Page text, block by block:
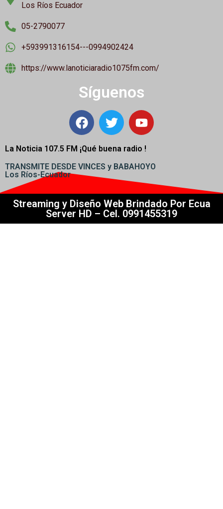
Los Ríos Ecuador
05-2790077
+593991316154---0994902424
https://www.lanoticiaradio1075fm.com/
Síguenos
La Noticia 107.5 FM ¡Qué buena radio !
TRANSMITE DESDE VINCES y BABAHOYO
Los Ríos-Ecuador
Streaming y Diseño Web Brindado Por Ecua
Server HD – Cel. 0991455319